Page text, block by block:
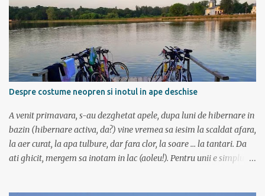
putea mai sus decat in Muntii Fagaras , cea mai lunga creasta
montana din Romania si cu cele mai inalte trei varfuri:
Moldoveanu, Negoiu si Vistea Mare. Am planuit sa parcurgem
toata creasta in 5 zile, de la vest la est. In total 70 de km. De la
orele de geografie din scoala ne aminteam ca grupa Muntilor
Fagaras se intinde intre Turnu Rosu (pe Valea Oltului) si culoarul
Rucar-Bran. Asa ca marti de dimineata autocarul ne lasa la
Cîineni, de unde luam trenul pret de jumatate de ora pana in
localitatea Turnu Ro...
Despre costume neopren si inotul in ape deschise
A venit primavara, s-au dezghetat apele, dupa luni de hibernare in
bazin (hibernare activa, da?) vine vremea sa iesim la scaldat afara,
la aer curat, la apa tulbure, dar fara clor, la soare ... la tantari. Da
ati ghicit, mergem sa inotam in lac (aoleu!). Pentru unii e simplu,